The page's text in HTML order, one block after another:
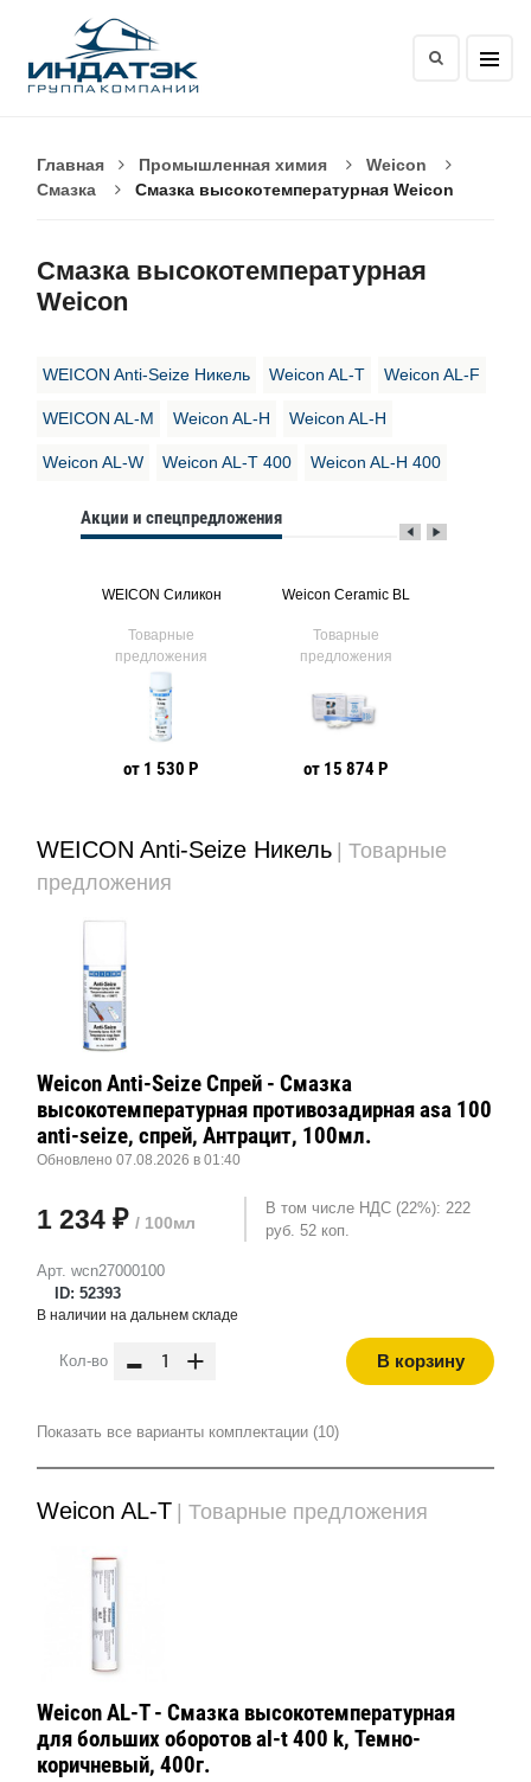
Главная Промышленная химия
Weicon
Смазка
Смазка высокотемпературная Weicon
Смазка высокотемпературная
Weicon
WEICON Anti-Seize Никель Weicon AL-T Weicon AL-F
WEICON AL-M Weicon AL-H Weicon AL-H
Weicon AL-W Weicon AL-T 400 Weicon AL-H 400
Акции и спецпредложения
WEICON Силикон
Товарные
предложения
от 1 530 Р
Weicon Ceramic BL
Товарные
предложения
от 15 874 Р
WEICON Anti-Seize Никель
| Товарные
предложения
Арт. wcn27000100
ID: 52393
Weicon Anti-Seize Спрей - Смазка
высокотемпературная противозадирная asa 100
anti-seize, спрей, Антрацит, 100мл.
Обновлено 07.08.2026 в 01:40
1 234 ₽ / 100мл
В том числе НДС (22%): 222
руб. 52 коп.
В наличии на дальнем складе
Кол-во - + В корзину
Показать все варианты комплектации (10)
Weicon AL-T | Товарные предложения
Weicon AL-T - Смазка высокотемпературная
для больших оборотов al-t 400 k, Темно-
коричневый, 400г.